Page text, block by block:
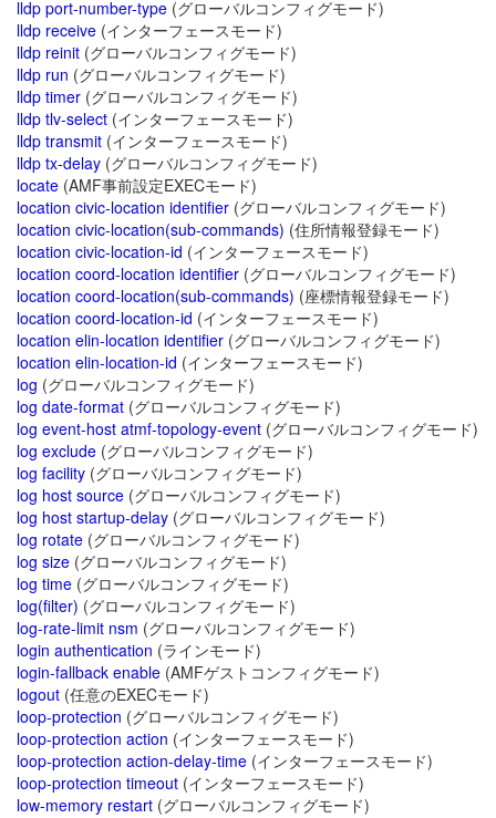
lldp port-number-type (グローバルコンフィグモード)
lldp receive (インターフェースモード)
lldp reinit (グローバルコンフィグモード)
lldp run (グローバルコンフィグモード)
lldp timer (グローバルコンフィグモード)
lldp tlv-select (インターフェースモード)
lldp transmit (インターフェースモード)
lldp tx-delay (グローバルコンフィグモード)
locate (AMF事前設定EXECモード)
location civic-location identifier (グローバルコンフィグモード)
location civic-location(sub-commands) (住所情報登録モード)
location civic-location-id (インターフェースモード)
location coord-location identifier (グローバルコンフィグモード)
location coord-location(sub-commands) (座標情報登録モード)
location coord-location-id (インターフェースモード)
location elin-location identifier (グローバルコンフィグモード)
location elin-location-id (インターフェースモード)
log (グローバルコンフィグモード)
log date-format (グローバルコンフィグモード)
log event-host atmf-topology-event (グローバルコンフィグモード)
log exclude (グローバルコンフィグモード)
log facility (グローバルコンフィグモード)
log host source (グローバルコンフィグモード)
log host startup-delay (グローバルコンフィグモード)
log rotate (グローバルコンフィグモード)
log size (グローバルコンフィグモード)
log time (グローバルコンフィグモード)
log(filter) (グローバルコンフィグモード)
log-rate-limit nsm (グローバルコンフィグモード)
login authentication (ラインモード)
login-fallback enable (AMFゲストコンフィグモード)
logout (任意のEXECモード)
loop-protection (グローバルコンフィグモード)
loop-protection action (インターフェースモード)
loop-protection action-delay-time (インターフェースモード)
loop-protection timeout (インターフェースモード)
low-memory restart (グローバルコンフィグモード)